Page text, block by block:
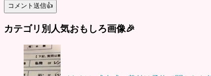
カテゴリ別人気おもしろ画像🎉